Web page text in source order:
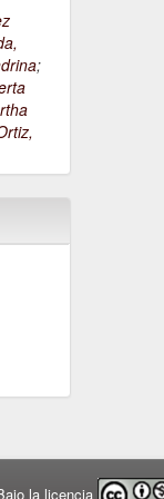
;
la licencia